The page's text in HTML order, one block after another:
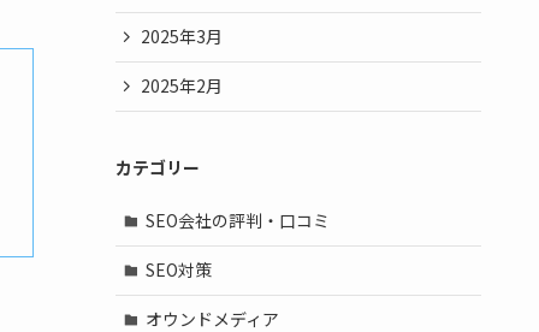
2025年3月
2025年2月
カテゴリー
SEO会社の評判・口コミ
SEO対策
オウンドメディア